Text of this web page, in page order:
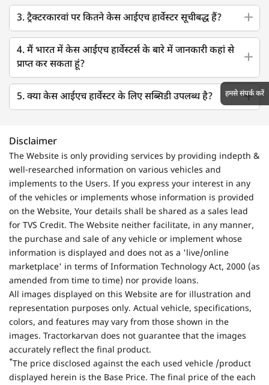
3. ट्रैक्टरकारवां पर कितने केस आईएच हार्वेस्टर सूचीबद्ध हैं?
4. मैं भारत में केस आईएच हार्वेस्टर्स के बारे में जानकारी कहां से
प्राप्त कर सकता हूं?
5. क्या केस आईएच हार्वेस्टर के लिए सब्सिडी उपलब्ध है?
Disclaimer
The Website is only providing services by providing indepth &
well-researched information on various vehicles and
implements to the Users. If you express your interest in any
of the vehicles or implements whose information is provided
on the Website, Your details shall be shared as a sales lead
for TVS Credit. The Website neither facilitate, in any manner,
the purchase and sale of any vehicle or implement whose
information is displayed and does not as a 'live/online
marketplace' in terms of Information Technology Act, 2000 (as
amended from time to time) nor provide loans.
All images displayed on this Website are for illustration and
representation purposes only. Actual vehicle, specifications,
colors, and features may vary from those shown in the
images. Tractorkarvan does not guarantee that the images
accurately reflect the final product.
*The price disclosed against the each used vehicle /product
displayed herein is the Base Price. The final price of the each
हमसे संपर्क करें